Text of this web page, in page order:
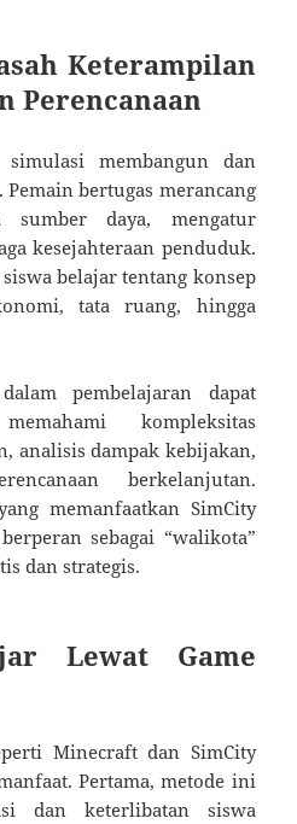
Keterampilan
Perencanaan
membangun dan
bertugas merancang
sumber daya, mengatur
kesejahteraan penduduk.
belajar tentang konsep
tata ruang, hingga
pembelajaran dapat
kompleksitas
analisis dampak kebijakan,
berkelanjutan.
memanfaatkan SimCity
sebagai “walikota”
dan strategis.
Lewat Game
Minecraft dan SimCity
Pertama, metode ini
dan keterlibatan siswa